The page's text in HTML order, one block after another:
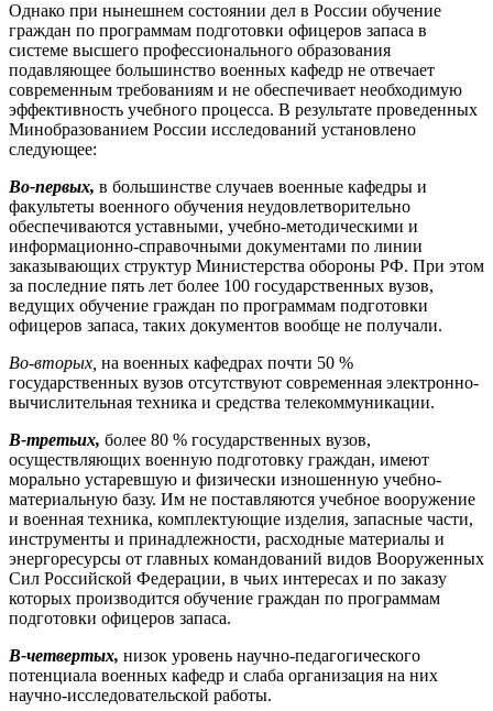
Однако при нынешнем состоянии дел в России обучение
граждан по программам подготовки офицеров запаса в
системе высшего профессионального образования
подавляющее большинство военных кафедр не отвечает
современным требованиям и не обеспечивает необходимую
эффективность учебного процесса. В результате проведенных
Минобразованием России исследований установлено
следующее:
Во-первых, в большинстве случаев военные кафедры и
факультеты военного обучения неудовлетворительно
обеспечиваются уставными, учебно-методическими и
информационно-справочными документами по линии
заказывающих структур Министерства обороны РФ. При этом
за последние пять лет более 100 государственных вузов,
ведущих обучение граждан по программам подготовки
офицеров запаса, таких документов вообще не получали.
Во-вторых, на военных кафедрах почти 50 %
государственных вузов отсутствуют современная электронно-
вычислительная техника и средства телекоммуникации.
В-третьих, более 80 % государственных вузов,
осуществляющих военную подготовку граждан, имеют
морально устаревшую и физически изношенную учебно-
материальную базу. Им не поставляются учебное вооружение
и военная техника, комплектующие изделия, запасные части,
инструменты и принадлежности, расходные материалы и
энергоресурсы от главных командований видов Вооруженных
Сил Российской Федерации, в чьих интересах и по заказу
которых производится обучение граждан по программам
подготовки офицеров запаса.
В-четвертых, низок уровень научно-педагогического
потенциала военных кафедр и слаба организация на них
научно-исследовательской работы.